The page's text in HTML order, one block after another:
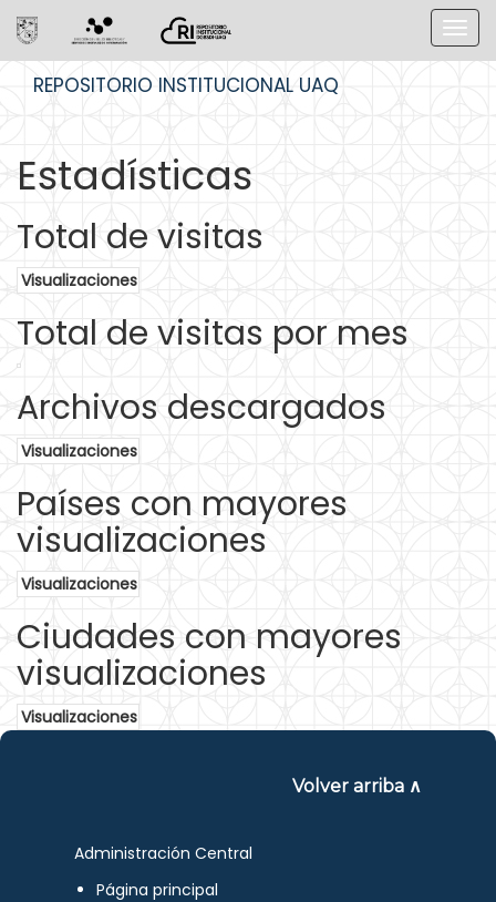
REPOSITORIO INSTITUCIONAL UAQ
Estadísticas
Total de visitas
Visualizaciones
Total de visitas por mes
Archivos descargados
Visualizaciones
Países con mayores
visualizaciones
Visualizaciones
Ciudades con mayores
visualizaciones
Visualizaciones
Volver arriba ∧
Administración Central
Página principal